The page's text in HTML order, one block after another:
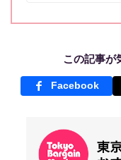
この記事が
Facebook